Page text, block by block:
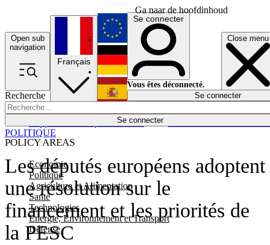
Ga naar de hoofdinhoud
Open sub
navigation
Close menu
Recherche
Se connecter
POLICY AREAS
Economie
Politique
Agriculture et Alimentation
Santé
Technologies
Energie, Environnement et Transport
Défense
Économie
Français
English
Deutsch
Español
Se connecter
Vous êtes déconnecté.
Se connecter
Les députés européens adoptent
une résolution sur le
financement et les priorités de
la PESC
POLITIQUE